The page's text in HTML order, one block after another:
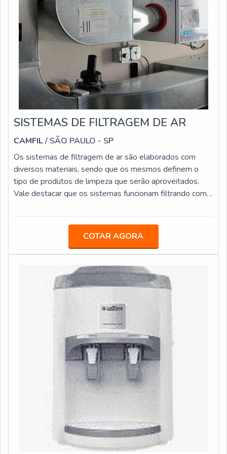
SISTEMAS DE FILTRAGEM DE AR
CAMFIL/ SÃO PAULO - SP
Os sistemas de filtragem de ar são elaborados com
diversos materiais, sendo que os mesmos definem o
tipo de produtos de limpeza que serão aproveitados.
Vale destacar que os sistemas funcionam filtrando com
retiram os poluentes nocivos, como poeiras que são
responsáveis por dar reação alérgica às
pessoas.INFORMAÇÕES ADICIONAIS SOBRE O
PRODUTONa compreensão de como esses sistemas
de filtragem , é importante destacar como o que eles
COTAR AGORA